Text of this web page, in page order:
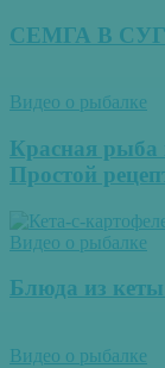
СЕМГА В
Видео о рыбалке
Красная рыба
Простой
Видео о рыбалке
Блюда из кеты
Видео о рыбалке